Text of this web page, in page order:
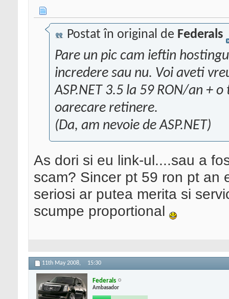
Postat în original de Federals
Pare un pic cam ieftin
incredere sau nu. Voi aveti
ASP.NET 3.5 la 59 RON/an +
oarecare retinere.
(Da, am nevoie de ASP.NET)
As dori si eu link-ul....sau a
scam? Sincer pt 59 ron pt an
seriosi ar putea merita si
scumpe proportional
11th May 2008, 15:30
Federals
Ambasador